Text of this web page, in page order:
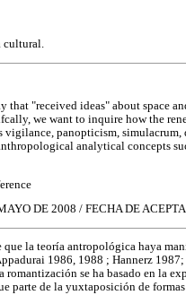
cultural.
that "received ideas" about space
we want to inquire how the
vigilance, panopticism,
analytical concepts
DE 2008 / FECHA DE
que la teoría antropológica haya
1986, 1988 ; Hannerz
romantización se ha basado en la
parte de la yuxtaposición de